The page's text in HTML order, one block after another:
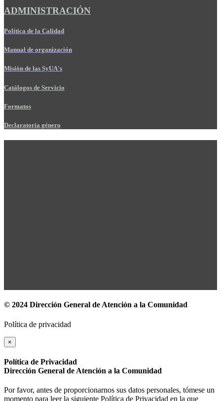
ADMINISTRACIÓN
Política de la Calidad
Manual de organización
Misión de las SyUA's
Catálogos de Servicio
Formatos
Declaratoria género
© 2024 Dirección General de Atención a la Comunidad
Política de privacidad
×
Política de Privacidad
Dirección General de Atención a la Comunidad
Por favor, antes de proporcionarnos sus datos personales, tómese un
momento para leer la siguiente Política de Privacidad en la que